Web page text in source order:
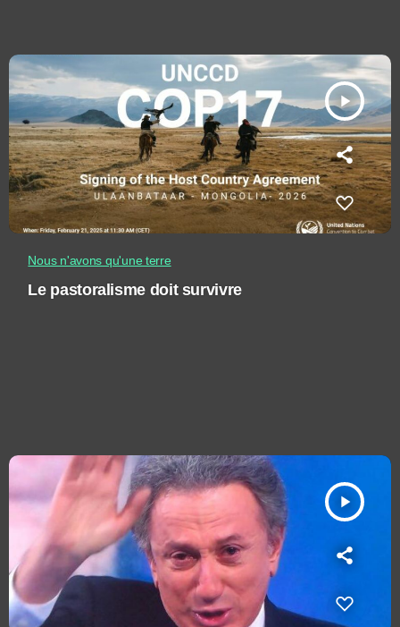
play_arrow
Nous n'avons qu'une terre
Le pastoralisme doit survivre
play_arrow